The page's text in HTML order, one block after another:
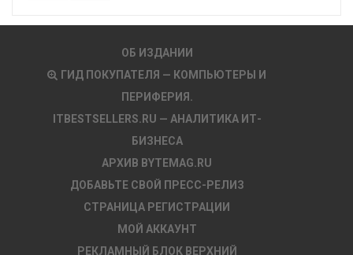
ОБ ИЗДАНИИ
ГИД ПОКУПАТЕЛЯ — КОМПЬЮТЕРЫ И
ПЕРИФЕРИЯ.
ITBESTSELLERS.RU — АНАЛИТИКА ИТ-
БИЗНЕСА
АРХИВ BYTEMAG.RU
ДОБАВЬТЕ СВОЙ ПРЕСС-РЕЛИЗ
СТРАНИЦА РЕГИСТРАЦИИ
МОЙ АККАУНТ
РЕКЛАМНЫЙ БЛОК ВЕРХНИЙ